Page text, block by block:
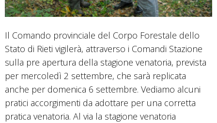
Il Comando provinciale del Corpo Forestale dello
Stato di Rieti vigilerà, attraverso i Comandi Stazione
sulla pre apertura della stagione venatoria, prevista
per mercoledì 2 settembre, che sarà replicata
anche per domenica 6 settembre. Vediamo alcuni
pratici accorgimenti da adottare per una corretta
pratica venatoria. Al via la stagione venatoria